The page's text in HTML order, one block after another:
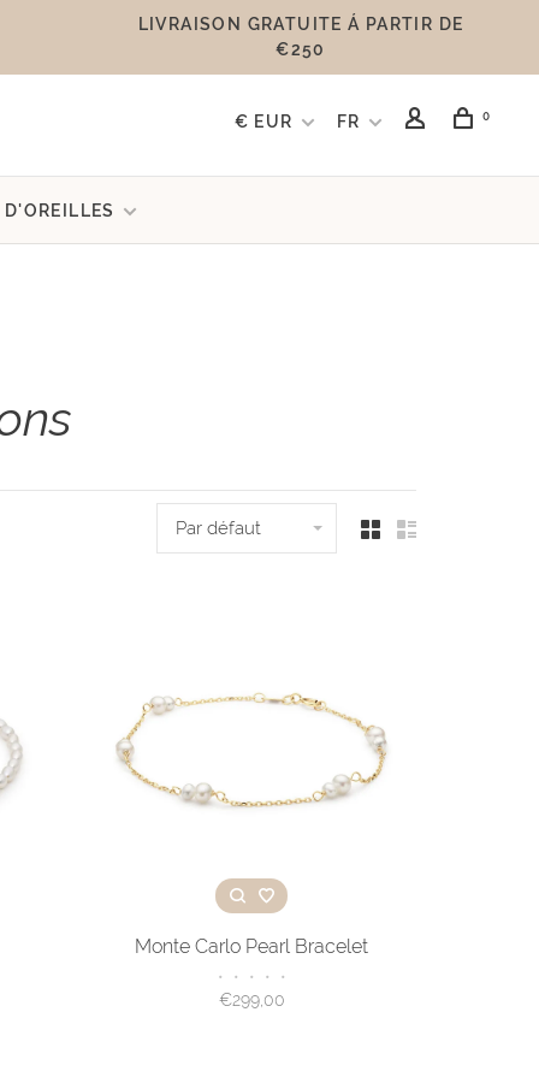
LIVRAISON GRATUITE Á PARTIR DE
€250
€ EUR FR 0
Par défaut
Monte Carlo Pearl Bracelet
• • • • •
€299,00